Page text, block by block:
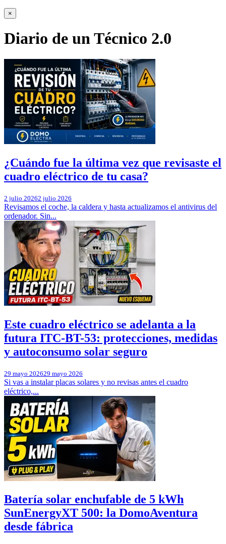
×
Diario de un Técnico 2.0
¿Cuándo fue la última vez que revisaste el
cuadro eléctrico de tu casa?
2 julio 20262 julio 2026
Revisamos el coche, la caldera y hasta actualizamos el antivirus del
ordenador. Sin...
Este cuadro eléctrico se adelanta a la
futura ITC-BT-53: protecciones, medidas
y autoconsumo solar seguro
29 mayo 202629 mayo 2026
Si vas a instalar placas solares y no revisas antes el cuadro
eléctrico,...
Batería solar enchufable de 5 kWh
SunEnergyXT 500: la DomoAventura
desde fábrica